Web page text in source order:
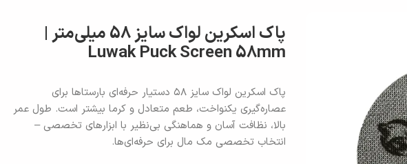
پاک اسکرین لواک سایز 58 میلی‌متر |
Luwak Puck Screen 58mm
پاک اسکرین لواک سایز ۵۸ دستیار حرفه‌ای بارستاها برای
عصاره‌گیری یکنواخت، طعم متعادل و کرما بیشتر است. طول عمر
بالا، نظافت آسان و هماهنگی بی‌نظیر با ابزارهای تخصصی –
انتخاب تخصصی مک مال برای حرفه‌ای‌ها.